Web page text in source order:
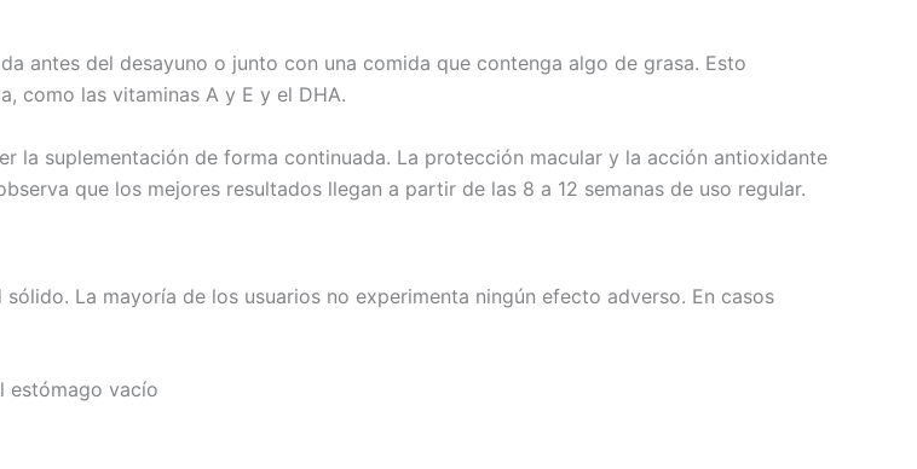
antes del desayuno o junto con una comida que contenga algo de grasa. Esto
como las vitaminas A y E y el DHA.
la suplementación de forma continuada. La protección macular y la acción antioxidante
que los mejores resultados llegan a partir de las 8 a 12 semanas de uso regular.
La mayoría de los usuarios no experimenta ningún efecto adverso. En casos
estómago vacío